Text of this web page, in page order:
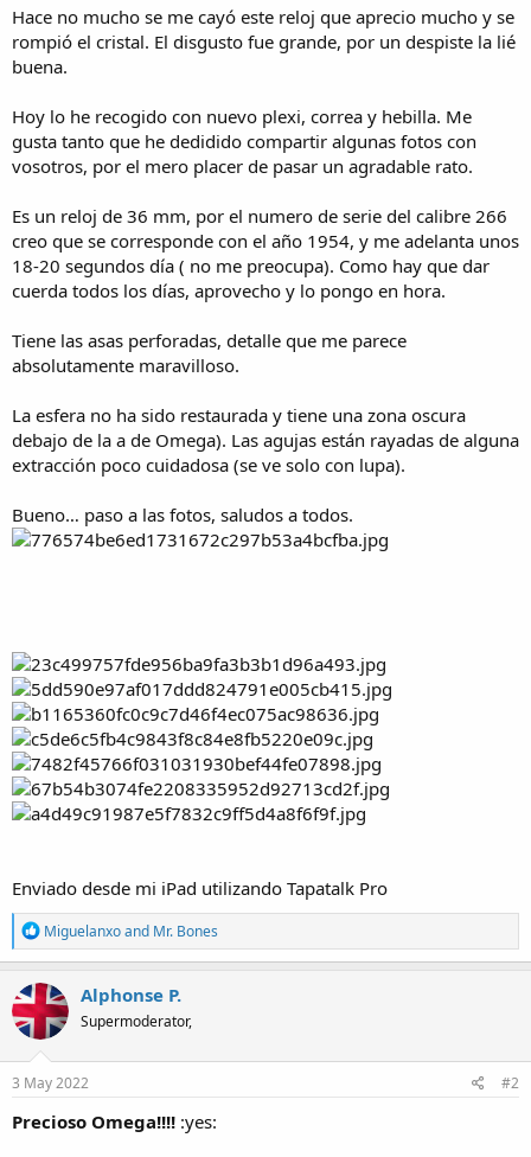
r
d
e
l
e
m
a
n
i
c
Hace no mucho se me cayó este reloj que aprecio mucho y se
rompió el cristal. El disgusto fue grande, por un despiste la lié
buena.
Hoy lo he recogido con nuevo plexi, correa y hebilla. Me
gusta tanto que he dedidido compartir algunas fotos con
vosotros, por el mero placer de pasar un agradable rato.
Es un reloj de 36 mm, por el numero de serie del calibre 266
creo que se corresponde con el año 1954, y me adelanta unos
18-20 segundos día ( no me preocupa). Como hay que dar
cuerda todos los días, aprovecho y lo pongo en hora.
Tiene las asas perforadas, detalle que me parece
absolutamente maravilloso.
La esfera no ha sido restaurada y tiene una zona oscura
debajo de la a de Omega). Las agujas están rayadas de alguna
extracción poco cuidadosa (se ve solo con lupa).
Bueno… paso a las fotos, saludos a todos.
Enviado desde mi iPad utilizando Tapatalk Pro
R
e
a
c
t
i
o
n
s
Miguelanxoand Mr. Bones
Alphonse P.
Supermoderator,
3 May 2022 #2
Precioso Omega!!!! :yes: